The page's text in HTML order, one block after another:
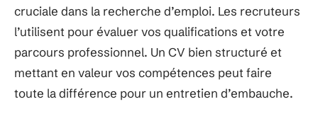
cruciale dans la recherche d’emploi. Les recruteurs
l’utilisent pour évaluer vos qualifications et votre
parcours professionnel. Un CV bien structuré et
mettant en valeur vos compétences peut faire
toute la différence pour un entretien d’embauche.